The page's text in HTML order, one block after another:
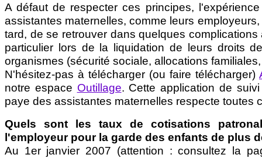
A défaut de respecter ces principes,
assistantes maternelles, comme leurs
tard, de se retrouver dans quelques complications
particulier lors de la liquidation de leurs droits
organismes (sécurité sociale, allocations
N'hésitez-pas à télécharger (ou faire télécharger)
notre espace Outillage. Cette application de
paye des assistantes maternelles respecte toutes
Quels sont les taux de cotisations
l'employeur pour la garde des enfants de plus
Au 1er janvier 2007 (attention : consultez la